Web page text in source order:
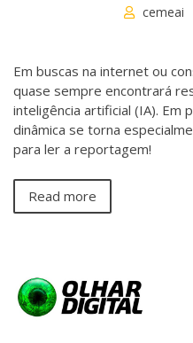
cemeai
Em buscas na internet ou
quase sempre encontrará
inteligência artificial (IA). Em
dinâmica se torna
para ler a reportagem!
Read more